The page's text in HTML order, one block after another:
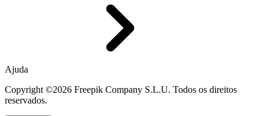
Ajuda
Copyright ©2026 Freepik Company S.L.U. Todos os direitos
reservados.